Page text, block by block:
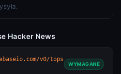
Hacker News
v0/tops
WYMAGANE